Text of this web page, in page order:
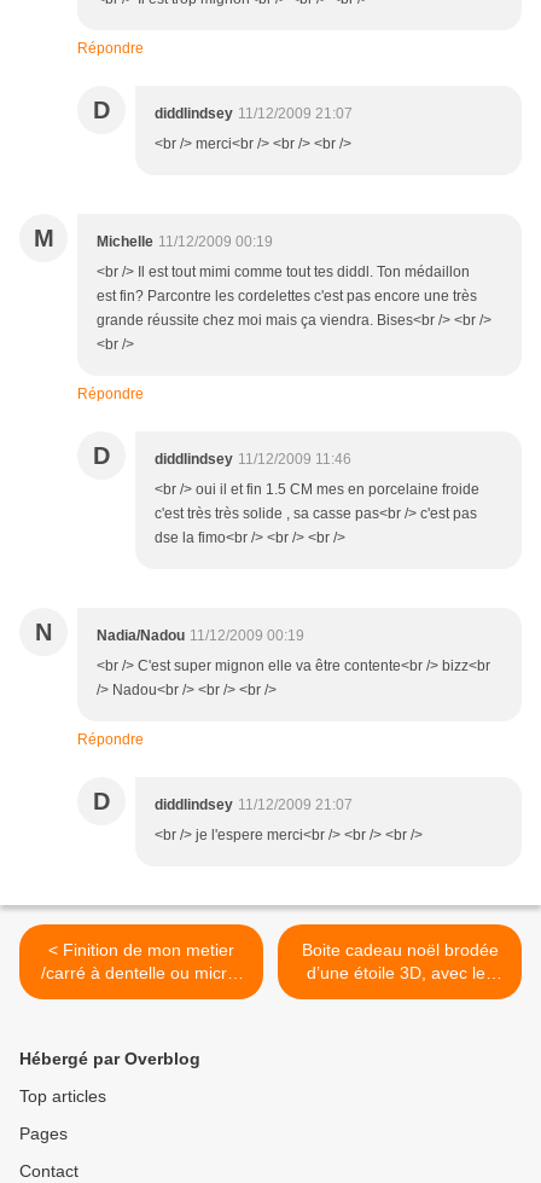
Répondre
D diddlindsey 11/12/2009 21:07
<br /> merci<br /> <br /> <br />
M Michelle 11/12/2009 00:19
<br /> Il est tout mimi comme tout tes diddl. Ton médaillon
est fin? Parcontre les cordelettes c'est pas encore une très
grande réussite chez moi mais ça viendra. Bises<br /> <br />
<br />
Répondre
D diddlindsey 11/12/2009 11:46
<br /> oui il et fin 1.5 CM mes en porcelaine froide
c'est très très solide , sa casse pas<br /> c'est pas
dse la fimo<br /> <br /> <br />
N Nadia/Nadou 11/12/2009 00:19
<br /> C'est super mignon elle va être contente<br /> bizz<br
/> Nadou<br /> <br /> <br />
Répondre
D diddlindsey 11/12/2009 21:07
<br /> je l'espere merci<br /> <br /> <br />
< Finition de mon metier
/carré à dentelle ou micro-
macramé
Boite cadeau noël brodée
d’une étoile 3D, avec les
produits fiskars >
Hébergé par Overblog
Top articles
Pages
Contact